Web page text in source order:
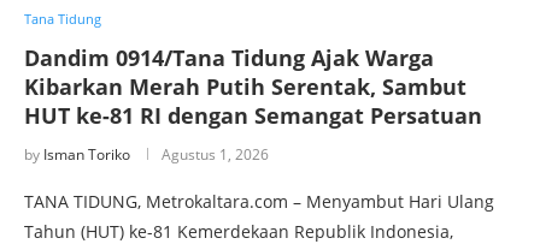
Tana Tidung
Dandim 0914/Tana Tidung Ajak Warga
Kibarkan Merah Putih Serentak, Sambut
HUT ke-81 RI dengan Semangat Persatuan
by Isman Toriko Agustus 1, 2026
TANA TIDUNG, Metrokaltara.com – Menyambut Hari Ulang
Tahun (HUT) ke-81 Kemerdekaan Republik Indonesia,